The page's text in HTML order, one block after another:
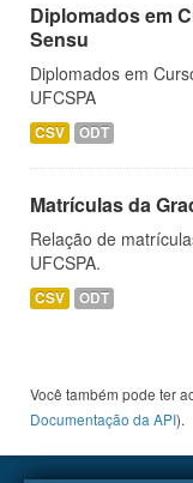
Diplomados em
Sensu
Diplomados em
UFCSPA
CSV ODT
Matrículas da
Relação de
UFCSPA.
CSV ODT
Você também pode ter
Documentação da API).